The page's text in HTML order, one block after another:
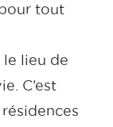
tout
le lieu de
C’est